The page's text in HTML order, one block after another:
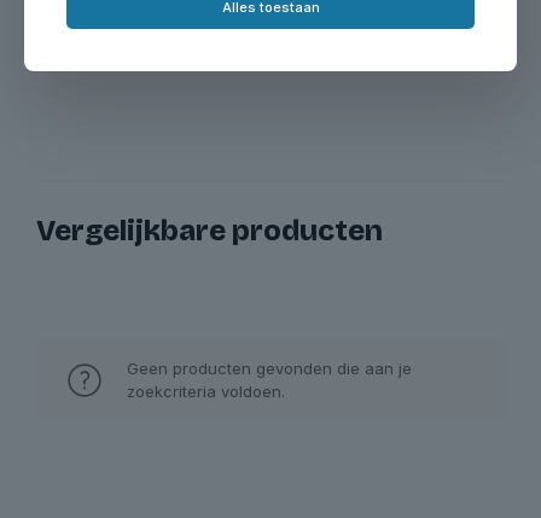
Vergelijkbare producten
Geen producten gevonden die aan je
zoekcriteria voldoen.
Alles toestaan